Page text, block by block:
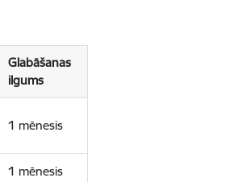
Glabāšanas
ilgums
1 mēnesis
1 mēnesis